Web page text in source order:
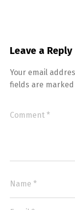
Leave a Reply
Your email
fields are marked